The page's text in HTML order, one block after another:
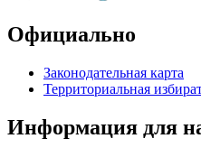
Официально
Законодательная карта
Территориальная
Информация для